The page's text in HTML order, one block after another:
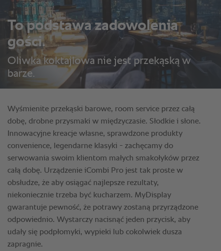
To podstawa zadowolenia
gości.
Oliwka koktajlowa nie jest przekąską w
barze.
Wyśmienite przekąski barowe, room service przez całą
dobę, drobne przysmaki w międzyczasie. Słodkie i słone.
Innowacyjne kreacje własne, sprawdzone produkty
convenience, legendarne klasyki - zachęcamy do
serwowania swoim klientom małych smakołyków przez
całą dobę. Urządzenie iCombi Pro jest tak proste w
obsłudze, że aby osiągać najlepsze rezultaty,
niekoniecznie trzeba być kucharzem. MyDisplay
gwarantuje pewność, że potrawy zostaną przyrządzone
odpowiednio. Wystarczy nacisnąć jeden przycisk, aby
udały się podpłomyki, wypieki lub cokolwiek dusza
zapragnie.